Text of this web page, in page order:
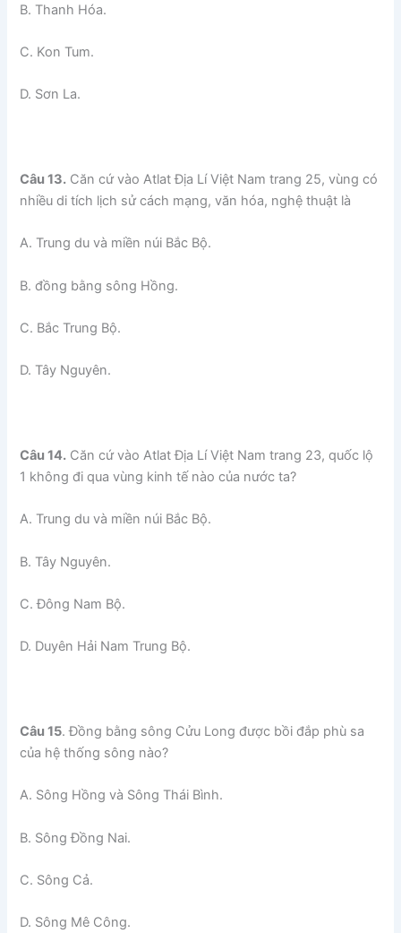
B. Thanh Hóa.
C. Kon Tum.
D. Sơn La.
Câu 13. Căn cứ vào Atlat Địa Lí Việt Nam trang 25, vùng có
nhiều di tích lịch sử cách mạng, văn hóa, nghệ thuật là
A. Trung du và miền núi Bắc Bộ.
B. đồng bằng sông Hồng.
C. Bắc Trung Bộ.
D. Tây Nguyên.
Câu 14. Căn cứ vào Atlat Địa Lí Việt Nam trang 23, quốc lộ
1 không đi qua vùng kinh tế nào của nước ta?
A. Trung du và miền núi Bắc Bộ.
B. Tây Nguyên.
C. Đông Nam Bộ.
D. Duyên Hải Nam Trung Bộ.
Câu 15. Đồng bằng sông Cửu Long được bồi đắp phù sa
của hệ thống sông nào?
A. Sông Hồng và Sông Thái Bình.
B. Sông Đồng Nai.
C. Sông Cả.
D. Sông Mê Công.